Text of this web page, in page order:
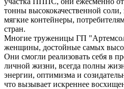
тонны высококачественной соли,
мягкие контейнеры,
стран.
Многие труженицы ГП
женщины, достойные самых
Они смогли реализовать себя в
личной жизни, всегда полны
энергии, оптимизма и
что вызывает искреннее